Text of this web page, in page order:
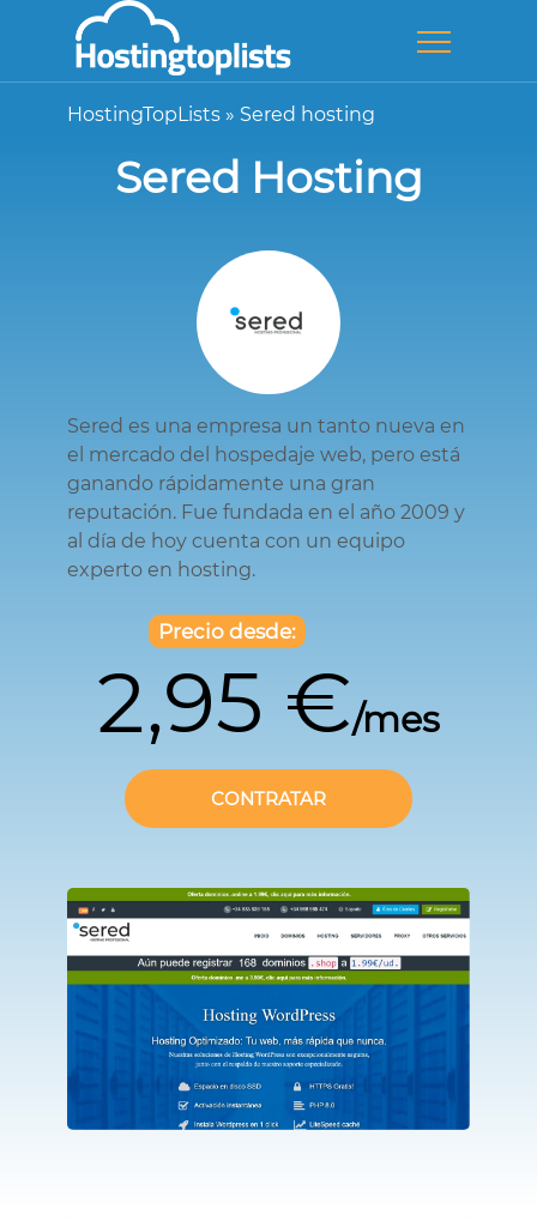
HostingTopLists » Sered hosting
Sered Hosting
Sered es una empresa un tanto nueva en
el mercado del hospedaje web, pero está
ganando rápidamente una gran
reputación. Fue fundada en el año 2009 y
al día de hoy cuenta con un equipo
experto en hosting.
Precio desde:
2,95 €/mes
CONTRATAR